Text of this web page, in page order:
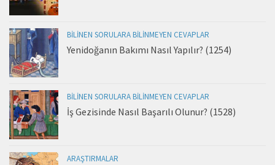
BILINEN SORULARA BILINMEYEN CEVAPLAR
Yenidoğanın Bakımı Nasıl Yapılır? (1254)
BILINEN SORULARA BILINMEYEN CEVAPLAR
İş Gezisinde Nasıl Başarılı Olunur? (1528)
ARAŞTIRMALAR